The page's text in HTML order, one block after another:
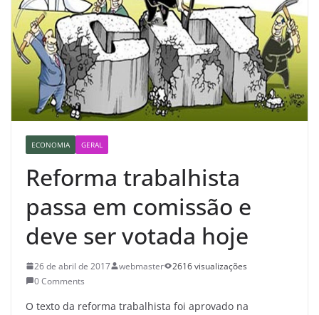
ECONOMIA GERAL
Reforma trabalhista
passa em comissão e
deve ser votada hoje
26 de abril de 2017 webmaster
2616 visualizações
0 Comments
O texto da reforma trabalhista foi aprovado na